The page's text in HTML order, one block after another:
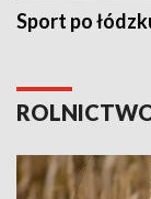
Sport po